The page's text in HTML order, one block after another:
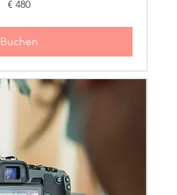
€ 480
Buchen